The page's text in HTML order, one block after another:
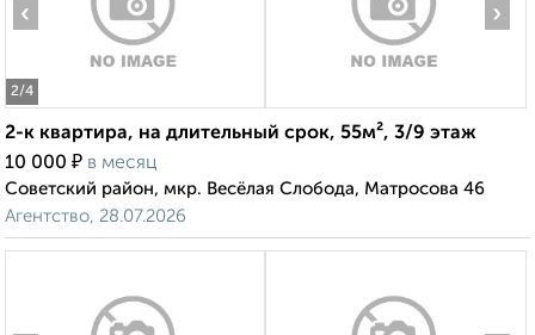
2/4
‹ ›
2-к квартира, на длительный срок, 55м², 3/9 этаж
10 000 ₽ в месяц
Советский район, мкр. Весёлая Слобода, Матросова 46
Агентство, 28.07.2026